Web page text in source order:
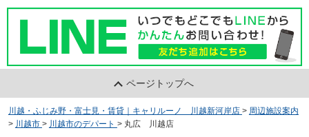
ページトップへ
川越・ふじみ野・富士見・賃貸｜キャリルーノ 川越新河岸店 > 周辺施設案内
> 川越市 > 川越市のデパート > 丸広 川越店